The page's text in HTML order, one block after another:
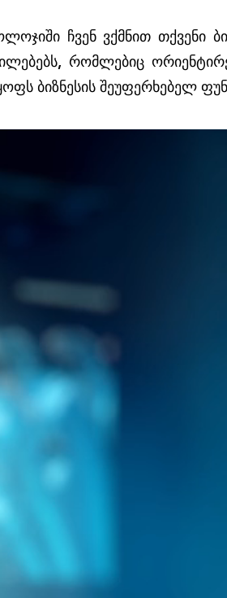
ჩვენ ვქმნით თქვენი
რომლებიც
ბიზნესის შეუფერხებელ